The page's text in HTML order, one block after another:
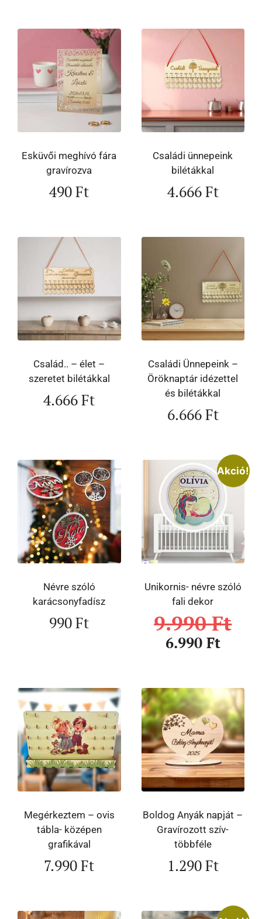
Esküvői meghívó fára
gravírozva
490Ft
Családi ünnepeink
bilétákkal
4.666Ft
Család.. – élet –
szeretet bilétákkal
4.666Ft
Családi Ünnepeink –
Öröknaptár idézettel
és bilétákkal
6.666Ft
Névre szóló
karácsonyfadísz
990Ft
Akció!
Unikornis- névre szóló
fali dekor
9.990Ft
6.990 Ft
Megérkeztem – ovis
tábla- középen
grafikával
7.990Ft
Boldog Anyák napját –
Gravírozott szív-
többféle
1.290Ft